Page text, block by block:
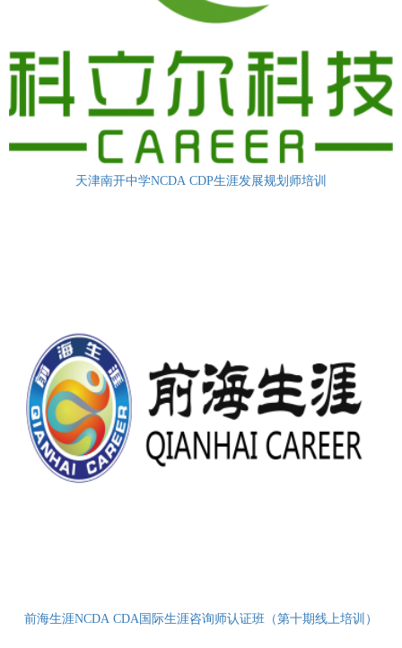
天津南开中学NCDA CDP生涯发展规划师培训
前海生涯NCDA CDA国际生涯咨询师认证班（第十期线上培训）